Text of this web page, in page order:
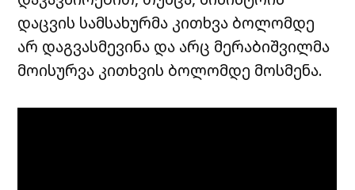
დაცვის სამსახურმა კითხვა ბოლომდე
არ დაგვასმევინა და არც მერაბიშვილმა
მოისურვა კითხვის ბოლომდე მოსმენა.